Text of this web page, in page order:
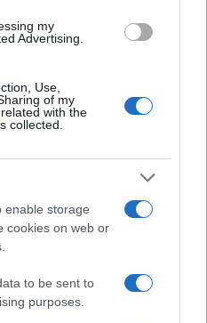
my
Advertising.
Use,
of my
with the
collected.
enable storage
cookies on web or
to be sent to
purposes.
a Tavolara: salvate dai vigili
migliora il tempo in
in vacanza salva 6
tra i feriti
musica no-stop a Olbia fino